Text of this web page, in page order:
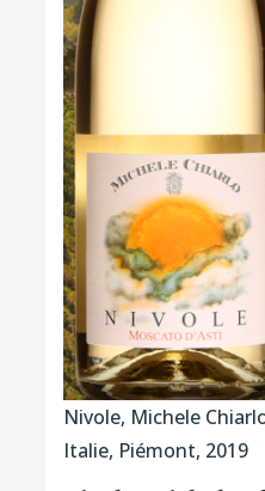
Nivole, Michele
Italie, Piémont, 2019